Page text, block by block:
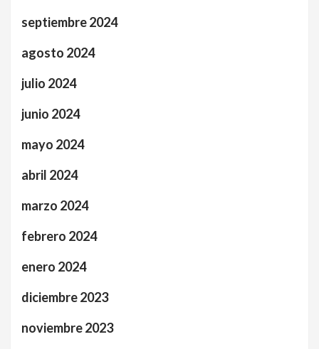
septiembre 2024
agosto 2024
julio 2024
junio 2024
mayo 2024
abril 2024
marzo 2024
febrero 2024
enero 2024
diciembre 2023
noviembre 2023